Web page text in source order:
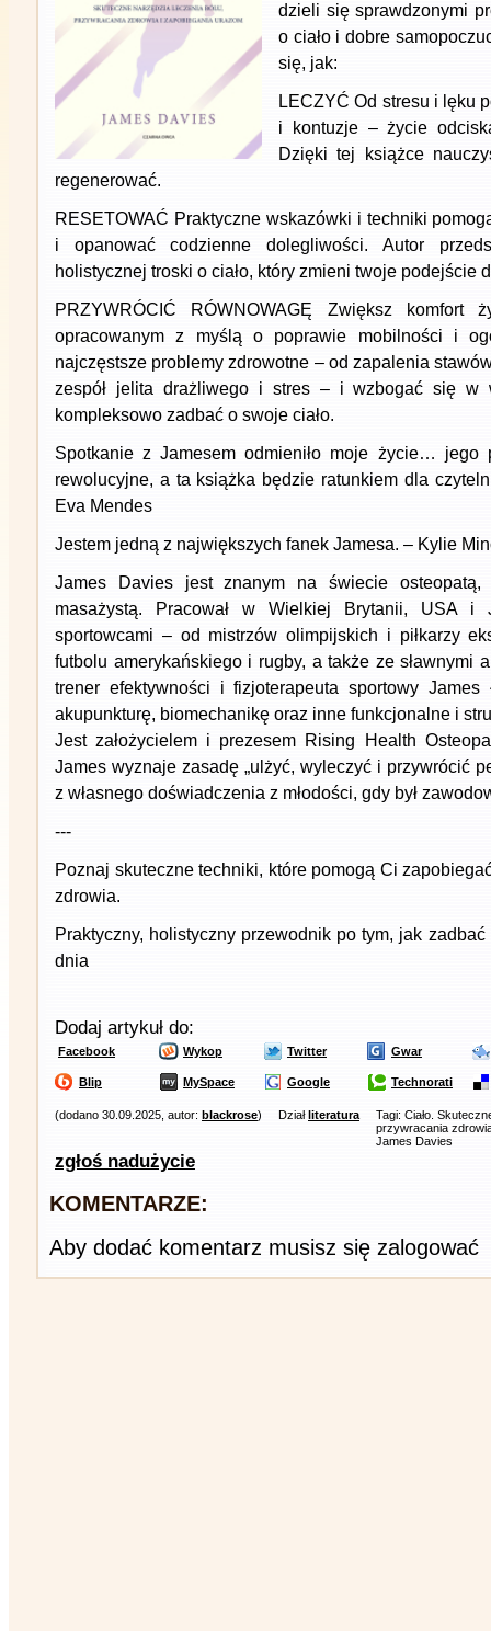
dzieli się sprawdzonymi
o ciało i dobre
się, jak:
LECZYĆ Od stresu i lęku
i kontuzje – życie
Dzięki tej książce
regenerować.
RESETOWAĆ Praktyczne wskazówki i techniki
i opanować codzienne dolegliwości. Autor
holistycznej troski o ciało, który zmieni twoje podejście
PRZYWRÓCIĆ RÓWNOWAGĘ Zwiększ komfort
opracowanym z myślą o poprawie mobilności i
najczęstsze problemy zdrowotne – od zapalenia
zespół jelita drażliwego i stres – i wzbogać się w
kompleksowo zadbać o swoje ciało.
Spotkanie z Jamesem odmieniło moje życie… jego
rewolucyjne, a ta książka będzie ratunkiem dla
Eva Mendes
Jestem jedną z największych fanek Jamesa. – Kylie
James Davies jest znanym na świecie osteopatą,
masażystą. Pracował w Wielkiej Brytanii, USA i
sportowcami – od mistrzów olimpijskich i piłkarzy
futbolu amerykańskiego i rugby, a także ze sławnymi
trener efektywności i fizjoterapeuta sportowy James
akupunkturę, biomechanikę oraz inne funkcjonalne i
Jest założycielem i prezesem Rising Health
James wyznaje zasadę „ulżyć, wyleczyć i przywrócić
z własnego doświadczenia z młodości, gdy był
---
Poznaj skuteczne techniki, które pomogą Ci
zdrowia.
Praktyczny, holistyczny przewodnik po tym, jak
dnia
Dodaj artykuł do:
Facebook Wykop Twitter Gwar
Blip MySpace Google Technorati
(dodano 30.09.2025, autor: blackrose) Działliteratura
Tagi: Ciało.
przywracania
James Davies
zgłoś nadużycie
KOMENTARZE:
Aby dodać komentarz musisz się zalogować